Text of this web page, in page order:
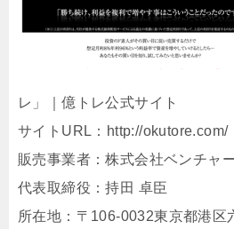
レ」｜億トレ公式サイト
サイトURL：http://okutore.com/
販売事業者：株式会社ベンチャ
代表取締役：持田 卓臣
所在地：〒106-0032東京都港区